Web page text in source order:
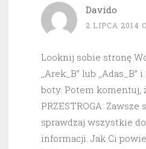
Davido
2 LIPCA 2014
Looknij sobie stronę
,,Arek_B” lub
boty. Potem komentuj,
PRZESTROGA: Zawsze
sprawdzaj wszystkie
informacji. Jak Ci